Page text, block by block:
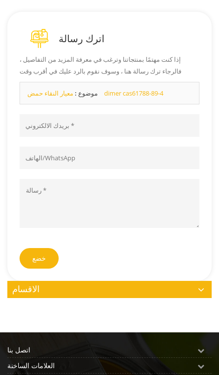
اترك رسالة
إذا كنت مهتمًا بمنتجاتنا وترغب في معرفة المزيد من التفاصيل ،
فالرجاء ترك رسالة هنا ، وسوف نقوم بالرد عليك في أقرب وقت
ممكن.
موضوع :
معيار النقاء حمض dimer cas61788-89-4
خضع
الاقسام
اتصل بنا
العلامات الساخنة